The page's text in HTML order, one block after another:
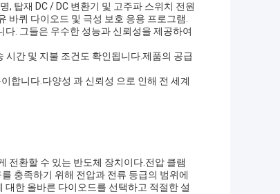
, 탑재 DC / DC 변환기 및 고주파 스위치 전원
바퀴 다이오드 및 극성 보호 응용 프로그램.
. 그들은 우수한 성능과 신뢰성을 제공하여
시간 및 지불 조건도 확인됩니다.제품의 공급
합니다.다양성 과 신뢰성 으로 인해 전 세계
전환할 수 있는 반도체 장치이다.전압 클램
충족하기 위해 전압과 전류 등급의 범위에
한 올바른 다이오드를 선택하고 적절한 설